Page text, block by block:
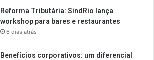
Reforma Tributária: SindRio lança
workshop para bares e restaurantes
6 dias atrás
Benefícios corporativos: um diferencial